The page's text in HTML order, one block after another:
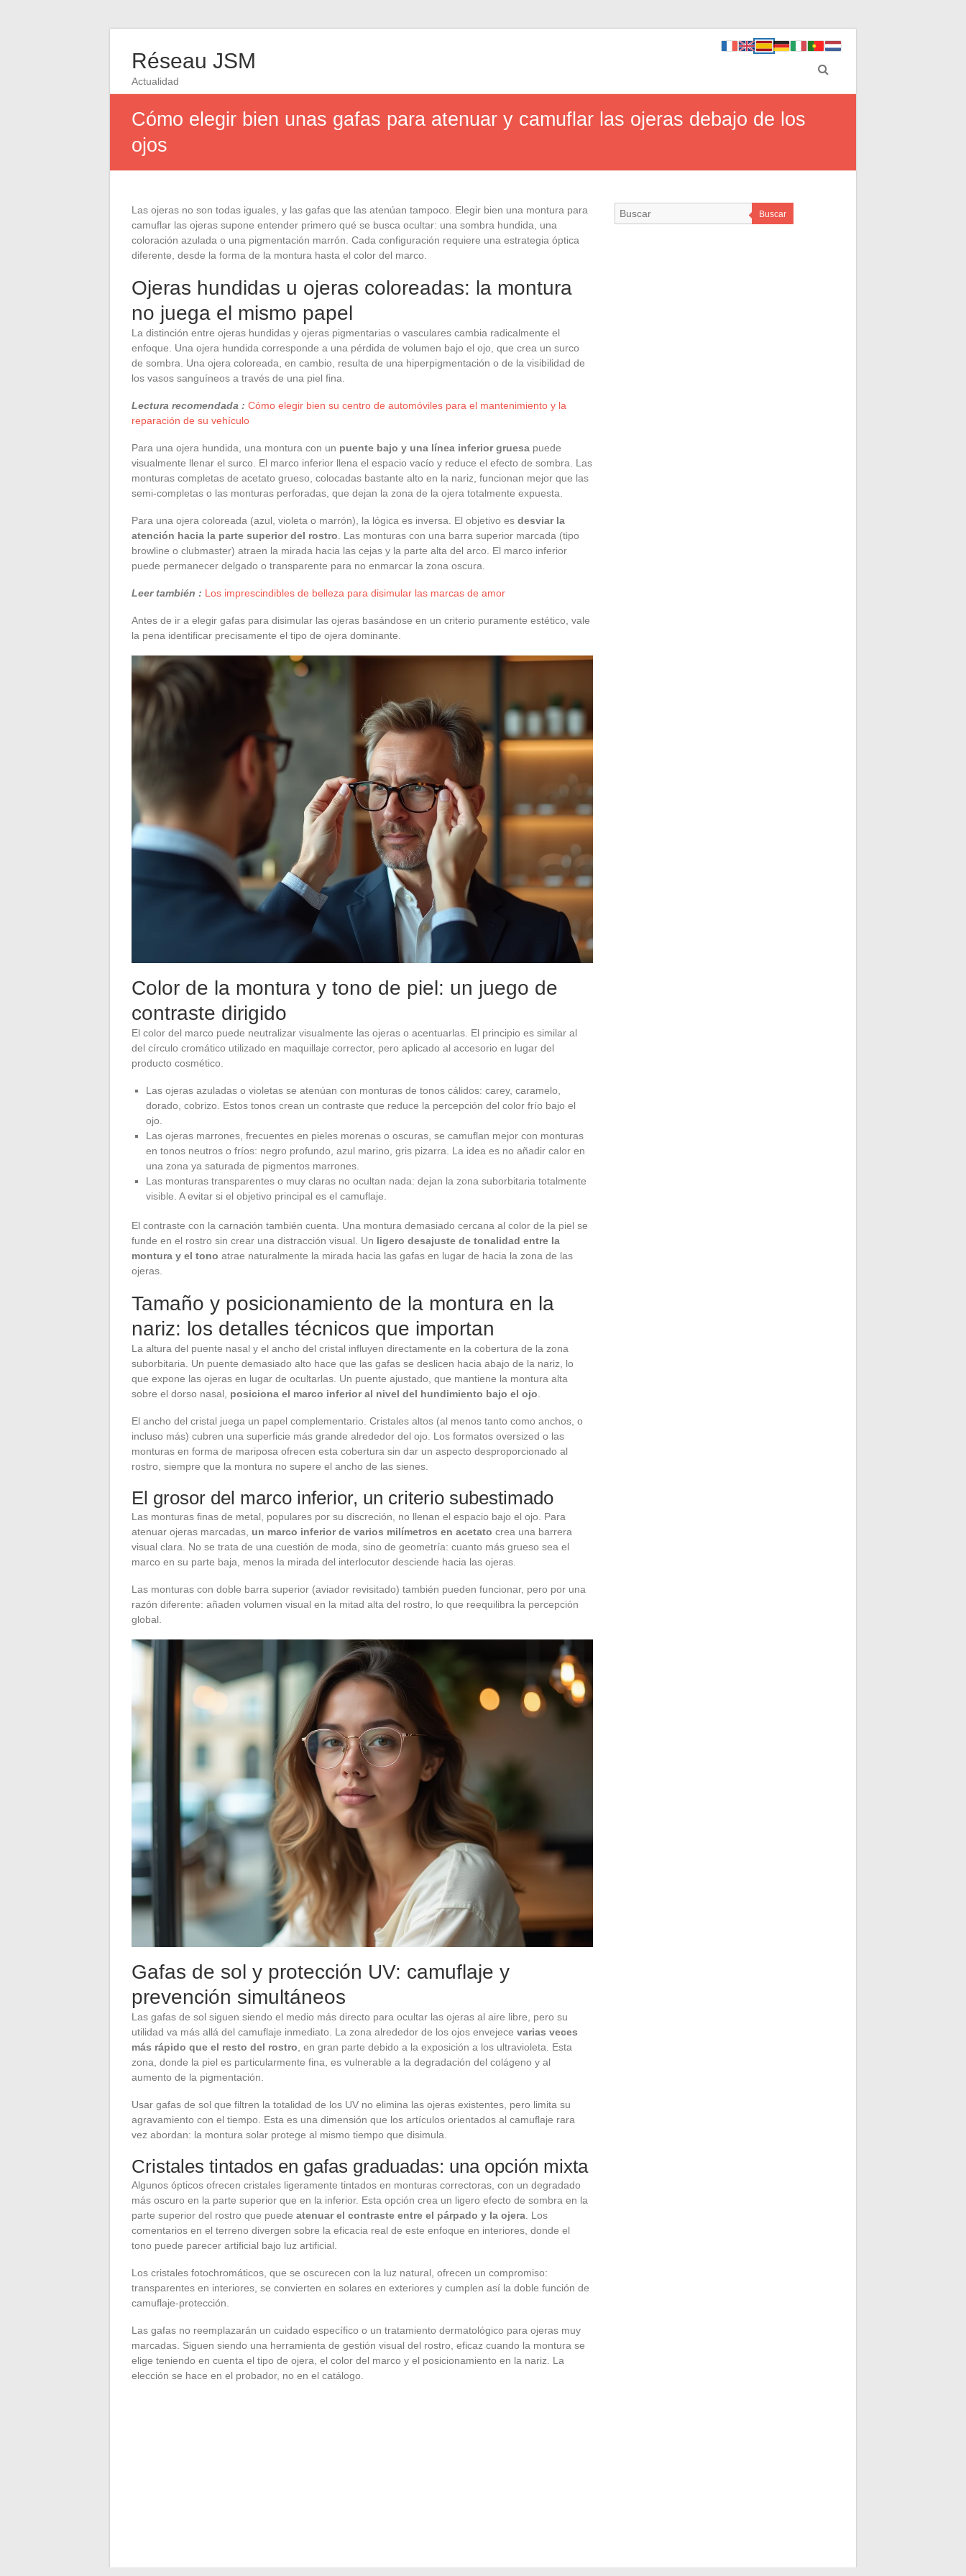
Réseau JSM
Actualidad
Cómo elegir bien unas gafas para atenuar y camuflar las ojeras debajo de los
ojos
Las ojeras no son todas iguales, y las gafas que las atenúan tampoco. Elegir bien una montura para
camuflar las ojeras supone entender primero qué se busca ocultar: una sombra hundida, una
coloración azulada o una pigmentación marrón. Cada configuración requiere una estrategia óptica
diferente, desde la forma de la montura hasta el color del marco.
Ojeras hundidas u ojeras coloreadas: la montura
no juega el mismo papel
La distinción entre ojeras hundidas y ojeras pigmentarias o vasculares cambia radicalmente el
enfoque. Una ojera hundida corresponde a una pérdida de volumen bajo el ojo, que crea un surco
de sombra. Una ojera coloreada, en cambio, resulta de una hiperpigmentación o de la visibilidad de
los vasos sanguíneos a través de una piel fina.
Lectura recomendada : Cómo elegir bien su centro de automóviles para el mantenimiento y la
reparación de su vehículo
Para una ojera hundida, una montura con un puente bajo y una línea inferior gruesa puede
visualmente llenar el surco. El marco inferior llena el espacio vacío y reduce el efecto de sombra. Las
monturas completas de acetato grueso, colocadas bastante alto en la nariz, funcionan mejor que las
semi-completas o las monturas perforadas, que dejan la zona de la ojera totalmente expuesta.
Para una ojera coloreada (azul, violeta o marrón), la lógica es inversa. El objetivo es desviar la
atención hacia la parte superior del rostro . Las monturas con una barra superior marcada (tipo
browline o clubmaster) atraen la mirada hacia las cejas y la parte alta del arco. El marco inferior
puede permanecer delgado o transparente para no enmarcar la zona oscura.
Leer también : Los imprescindibles de belleza para disimular las marcas de amor
Antes de ir a elegir gafas para disimular las ojeras basándose en un criterio puramente estético, vale
la pena identificar precisamente el tipo de ojera dominante.
Color de la montura y tono de piel: un juego de
contraste dirigido
El color del marco puede neutralizar visualmente las ojeras o acentuarlas. El principio es similar al
del círculo cromático utilizado en maquillaje corrector, pero aplicado al accesorio en lugar del
producto cosmético.
Las ojeras azuladas o violetas se atenúan con monturas de tonos cálidos: carey, caramelo,
dorado, cobrizo. Estos tonos crean un contraste que reduce la percepción del color frío bajo el
ojo.
Las ojeras marrones, frecuentes en pieles morenas o oscuras, se camuflan mejor con monturas
en tonos neutros o fríos: negro profundo, azul marino, gris pizarra. La idea es no añadir calor en
una zona ya saturada de pigmentos marrones.
Las monturas transparentes o muy claras no ocultan nada: dejan la zona suborbitaria totalmente
visible. A evitar si el objetivo principal es el camuflaje.
El contraste con la carnación también cuenta. Una montura demasiado cercana al color de la piel se
funde en el rostro sin crear una distracción visual. Un ligero desajuste de tonalidad entre la
montura y el tono atrae naturalmente la mirada hacia las gafas en lugar de hacia la zona de las
ojeras.
Tamaño y posicionamiento de la montura en la
nariz: los detalles técnicos que importan
La altura del puente nasal y el ancho del cristal influyen directamente en la cobertura de la zona
suborbitaria. Un puente demasiado alto hace que las gafas se deslicen hacia abajo de la nariz, lo
que expone las ojeras en lugar de ocultarlas. Un puente ajustado, que mantiene la montura alta
sobre el dorso nasal, posiciona el marco inferior al nivel del hundimiento bajo el ojo
El ancho del cristal juega un papel complementario. Cristales altos (al menos tanto como anchos, o
incluso más) cubren una superficie más grande alrededor del ojo. Los formatos oversized o las
monturas en forma de mariposa ofrecen esta cobertura sin dar un aspecto desproporcionado al
rostro, siempre que la montura no supere el ancho de las sienes.
El grosor del marco inferior, un criterio subestimado
Las monturas finas de metal, populares por su discreción, no llenan el espacio bajo el ojo. Para
atenuar ojeras marcadas, un marco inferior de varios milímetros en acetato crea una barrera
visual clara. No se trata de una cuestión de moda, sino de geometría: cuanto más grueso sea el
marco en su parte baja, menos la mirada del interlocutor desciende hacia las ojeras.
Las monturas con doble barra superior (aviador revisitado) también pueden funcionar, pero por una
razón diferente: añaden volumen visual en la mitad alta del rostro, lo que reequilibra la percepción
global.
Gafas de sol y protección UV: camuflaje y
prevención simultáneos
Las gafas de sol siguen siendo el medio más directo para ocultar las ojeras al aire libre, pero su
utilidad va más allá del camuflaje inmediato. La zona alrededor de los ojos envejece varias veces
más rápido que el resto del rostro , en gran parte debido a la exposición a los ultravioleta. Esta
zona, donde la piel es particularmente fina, es vulnerable a la degradación del colágeno y al
aumento de la pigmentación.
Usar gafas de sol que filtren la totalidad de los UV no elimina las ojeras existentes, pero limita su
agravamiento con el tiempo. Esta es una dimensión que los artículos orientados al camuflaje rara
vez abordan: la montura solar protege al mismo tiempo que disimula.
Cristales tintados en gafas graduadas: una opción mixta
Algunos ópticos ofrecen cristales ligeramente tintados en monturas correctoras, con un degradado
más oscuro en la parte superior que en la inferior. Esta opción crea un ligero efecto de sombra en la
parte superior del rostro que puede atenuar el contraste entre el párpado y la ojera . Los
comentarios en el terreno divergen sobre la eficacia real de este enfoque en interiores, donde el
tono puede parecer artificial bajo luz artificial.
Los cristales fotochromáticos, que se oscurecen con la luz natural, ofrecen un compromiso:
transparentes en interiores, se convierten en solares en exteriores y cumplen así la doble función de
camuflaje-protección.
Las gafas no reemplazarán un cuidado específico o un tratamiento dermatológico para ojeras muy
marcadas. Siguen siendo una herramienta de gestión visual del rostro, eficaz cuando la montura se
elige teniendo en cuenta el tipo de ojera, el color del marco y el posicionamiento en la nariz. La
elección se hace en el probador, no en el catálogo.
Buscar